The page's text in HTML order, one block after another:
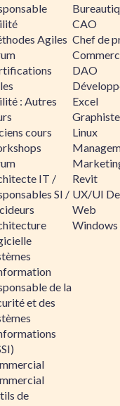
Agiles
: Autres
cours
IT /
SI /
de la
et des
de
CAO
Chef de
DAO
Excel
Linux
Revit
UX/UI
Web
Windows